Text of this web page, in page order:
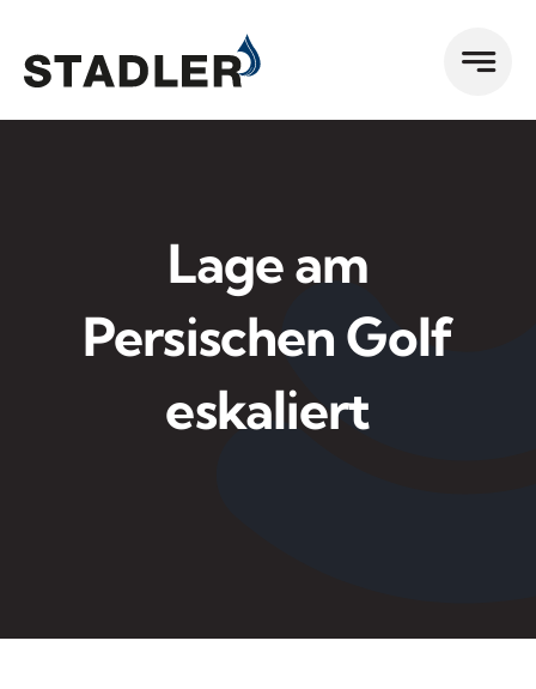
Inhalt
springen
Lage am
Persischen Golf
eskaliert